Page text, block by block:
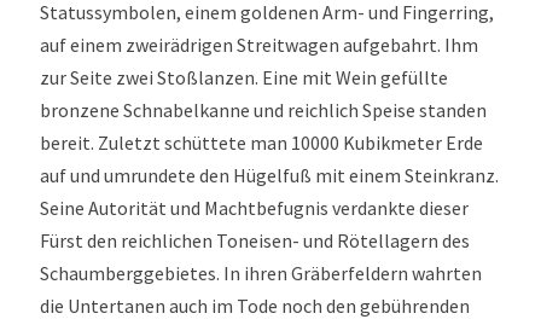
Statussymbolen, einem goldenen Arm- und Fingerring,
auf einem zweirädrigen Streitwagen aufgebahrt. Ihm
zur Seite zwei Stoßlanzen. Eine mit Wein gefüllte
bronzene Schnabelkanne und reichlich Speise standen
bereit. Zuletzt schüttete man 10000 Kubikmeter Erde
auf und umrundete den Hügelfuß mit einem Steinkranz.
Seine Autorität und Machtbefugnis verdankte dieser
Fürst den reichlichen Toneisen- und Rötellagern des
Schaumberggebietes. In ihren Gräberfeldern wahrten
die Untertanen auch im Tode noch den gebührenden